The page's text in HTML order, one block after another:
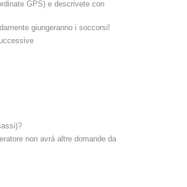
GPS) e descrivete con
giungeranno i soccorsi!
non avrá altre domande da